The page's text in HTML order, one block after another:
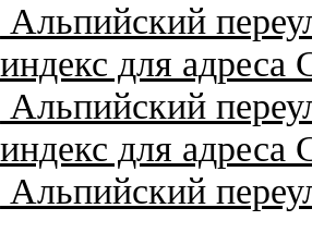
Альпийский
для адреса
Альпийский
для адреса
Альпийский